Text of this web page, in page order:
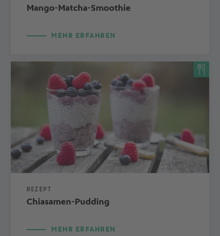
Mango-Matcha-Smoothie
MEHR ERFAHREN
REZEPT
Chiasamen-Pudding
MEHR ERFAHREN